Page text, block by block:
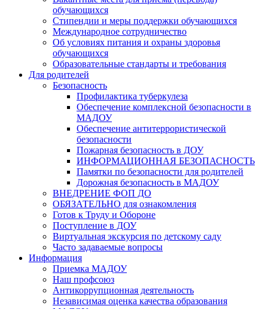
обучающихся
Стипендии и меры поддержки обучающихся
Международное сотрудничество
Об условиях питания и охраны здоровья
обучающихся
Образовательные стандарты и требования
Для родителей
Безопасность
Профилактика туберкулеза
Обеспечение комплексной безопасности в
МАДОУ
Обеспечение антитеррористической
безопасности
Пожарная безопасность в ДОУ
ИНФОРМАЦИОННАЯ БЕЗОПАСНОСТЬ
Памятки по безопасности для родителей
Дорожная безопасность в МАДОУ
ВНЕДРЕНИЕ ФОП ДО
ОБЯЗАТЕЛЬНО для ознакомления
Готов к Труду и Обороне
Поступление в ДОУ
Виртуальная экскурсия по детскому саду
Часто задаваемые вопросы
Информация
Приемка МАДОУ
Наш профсоюз
Антикоррупционная деятельность
Независимая оценка качества образования